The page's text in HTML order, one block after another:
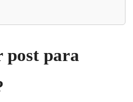
post para